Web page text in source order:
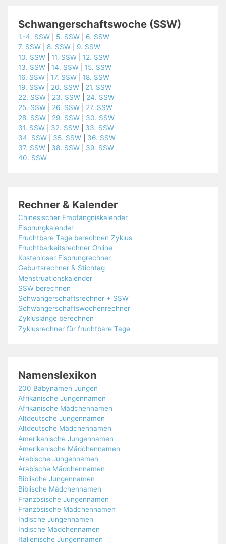
Schwangerschaftswoche (SSW)
1.-4. SSW 5. SSW
6. SSW
7. SSW
8. SSW
9. SSW
10. SSW |11. SSW |12. SSW
13. SSW |14. SSW |15. SSW
16. SSW |17. SSW |18. SSW
19. SSW
20. SSW
21. SSW
22. SSW
23. SSW
24. SSW
25. SSW
26. SSW
27. SSW
28. SSW
29. SSW
30. SSW
31. SSW
32. SSW
33. SSW
34. SSW
35. SSW
36. SSW
37. SSW
38. SSW
39. SSW
40. SSW
Rechner & Kalender
Chinesischer Empfängniskalender
Eisprungkalender
Fruchtbare Tage berechnen Zyklus
Fruchtbarkeitsrechner Online
Kostenloser Eisprungrechner
Geburtsrechner & Stichtag
Menstruationskalender
SSW berechnen
Schwangerschaftsrechner + SSW
Schwangerschaftswochenrechner
Zykluslänge berechnen
Zyklusrechner für fruchtbare Tage
Namenslexikon
200 Babynamen Jungen
Afrikanische Jungennamen
Afrikanische Mädchennamen
Altdeutsche Jungennamen
Altdeutsche Mädchennamen
Amerikanische Jungennamen
Amerikanische Mädchennamen
Arabische Jungennamen
Arabische Mädchennamen
Biblische Jungennamen
Biblische Mädchennamen
Französische Jungennamen
Französische Mädchennamen
Indische Jungennamen
Indische Mädchennamen
Italienische Jungennamen